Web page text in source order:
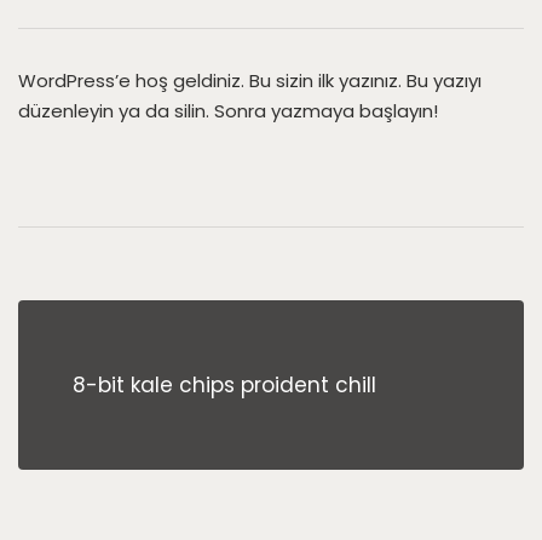
WordPress’e hoş geldiniz. Bu sizin ilk yazınız. Bu yazıyı
düzenleyin ya da silin. Sonra yazmaya başlayın!
8-bit kale chips proident chill